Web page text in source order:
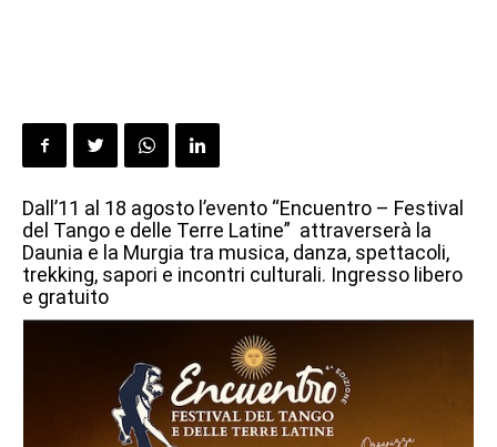
Dall’11 al 18 agosto l’evento “Encuentro – Festival
del Tango e delle Terre Latine” attraverserà la
Daunia e la Murgia tra musica, danza, spettacoli,
trekking, sapori e incontri culturali. Ingresso libero
e gratuito